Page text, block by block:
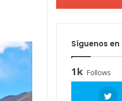
Síguenos en
1k Follows